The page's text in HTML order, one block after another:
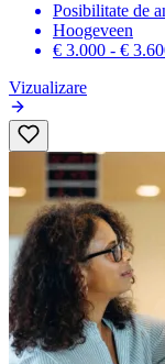
Posibilitate de
Hoogeveen
€ 3.000 - €
Vizualizare